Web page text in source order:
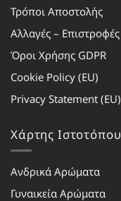
Τρόποι Αποστολής
Αλλαγές – Επιστροφές
Όροι Χρήσης GDPR
Cookie Policy (EU)
Privacy Statement (EU)
Χάρτης Ιστοτόπου
Ανδρικά Αρώματα
Γυναικεία Αρώματα